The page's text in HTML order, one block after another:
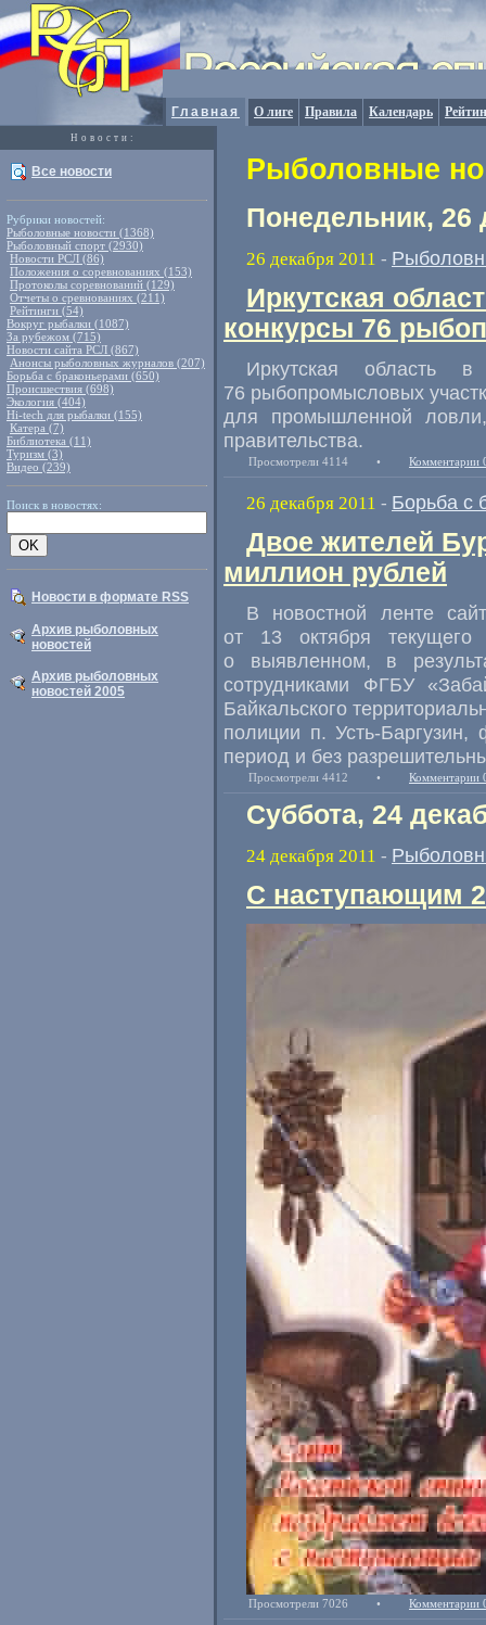
Главная О лиге Правила Календарь
Новости:
Все новости
Рубрики новостей:
Рыболовные новости (1368)
Рыболовный спорт (2930)
Новости РСЛ (86)
Положения о соревнованиях (153)
Протоколы соревнований (129)
Отчеты о сревнованиях (211)
Рейтинги (54)
Вокруг рыбалки (1087)
За рубежом (715)
Новости сайта РСЛ (867)
Анонсы рыболовных журналов (207)
Борьба с браконьерами (650)
Происшествия (698)
Экология (404)
Hi-tech для рыбалки (155)
Катера (7)
Библиотека (11)
Туризм (3)
Видео (239)
Поиск в новостях:
Новости в формате RSS
Архив рыболовных
новостей
Архив рыболовных
новостей 2005
Рыболовные
Понедельник, 26
26 декабря 2011 -
Иркутская
конкурсы 76
Иркутская область
76 рыбопромысловых
для промышленной
правительства.
Просмотрели 4114 • Комментарии
26 декабря 2011 - Борьба с
Двое жителей
миллион рублей
В новостной ленте
от 13 октября
о выявленном, в
сотрудниками ФГБУ
Байкальского
полиции п. Усть-
период и без
Просмотрели 4412 • Комментарии
Суббота, 24
24 декабря 2011 -
С наступающим
Просмотрели 7026 • Комментарии